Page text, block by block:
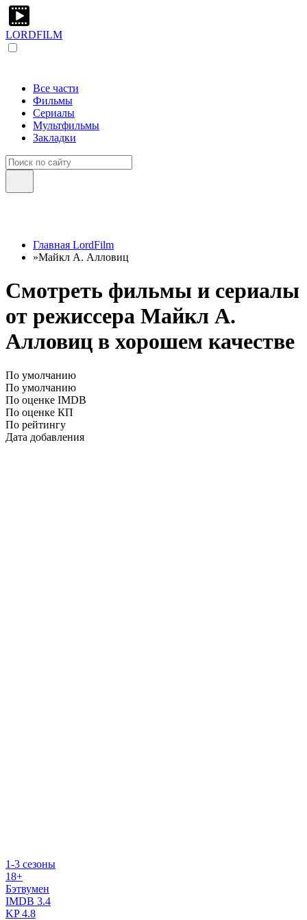
LORDFILM
Все части
Фильмы
Сериалы
Мультфильмы
Закладки
Главная LordFilm
»Майкл А. Алловиц
Смотреть фильмы и сериалы
от режиссера Майкл А.
Алловиц в хорошем качестве
По умолчанию
По умолчанию
По оценке IMDB
По оценке КП
По рейтингу
Дата добавления
1-3 сезоны
18+
Бэтвумен
IMDB 3.4
KP4.8